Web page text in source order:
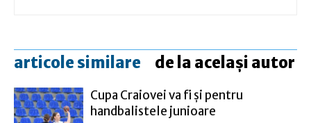
articole similare de la același autor
Cupa Craiovei va fi şi pentru
handbalistele junioare